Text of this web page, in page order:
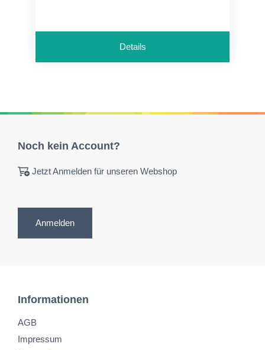
Details
Noch kein Account?
Jetzt Anmelden für unseren Webshop
Anmelden
Informationen
AGB
Impressum